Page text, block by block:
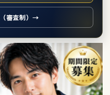
審査制）→